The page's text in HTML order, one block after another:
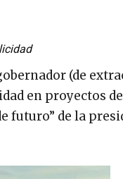
(de
en proyectos
de la